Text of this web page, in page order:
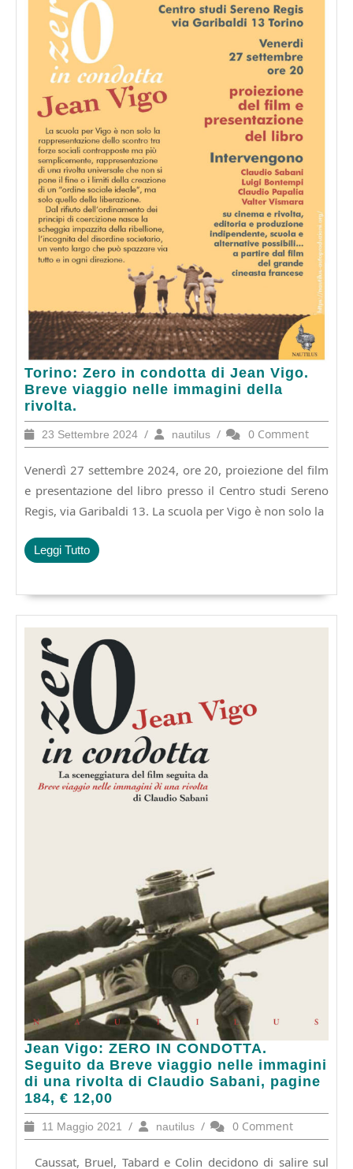
Torino: Zero in condotta di Jean Vigo.
Breve viaggio nelle immagini della
rivolta.
Torino:
Zero
in
condotta
di
Vigo.
Breve
viaggio
nelle
immagini
della
23 Settembre 202423
Settembre
2024
/ nautilusnautilus
/ 0 Comment
Venerdì 27 settembre 2024, ore 20, proiezione del film
e presentazione del libro presso il Centro studi Sereno
Regis, via Garibaldi 13. La scuola per Vigo è non solo la
Leggi TuttoLeggi
Tutto
Jean Vigo: ZERO IN CONDOTTA.
Seguito da Breve viaggio nelle immagini
di una rivolta di Claudio Sabani, pagine
184, € 12,00
Jean
Vigo:
ZERO
IN
CONDOTTA.
Seguito
Breve
11 Maggio 2021
11
Maggio
2021
/ nautilusnautilus
/ 0 Comment
Caussat, Bruel, Tabard e Colin decidono di salire sul